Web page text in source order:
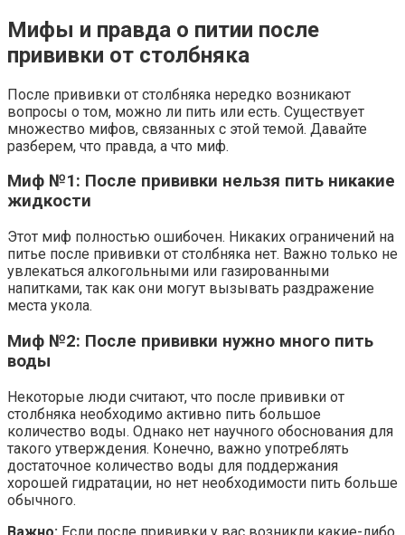
Мифы и правда о питии после
прививки от столбняка
После прививки от столбняка нередко возникают
вопросы о том, можно ли пить или есть. Существует
множество мифов, связанных с этой темой. Давайте
разберем, что правда, а что миф.
Миф №1: После прививки нельзя пить никакие
жидкости
Этот миф полностью ошибочен. Никаких ограничений на
питье после прививки от столбняка нет. Важно только не
увлекаться алкогольными или газированными
напитками, так как они могут вызывать раздражение
места укола.
Миф №2: После прививки нужно много пить
воды
Некоторые люди считают, что после прививки от
столбняка необходимо активно пить большое
количество воды. Однако нет научного обоснования для
такого утверждения. Конечно, важно употреблять
достаточное количество воды для поддержания
хорошей гидратации, но нет необходимости пить больше
обычного.
Важно: Если после прививки у вас возникли какие-либо